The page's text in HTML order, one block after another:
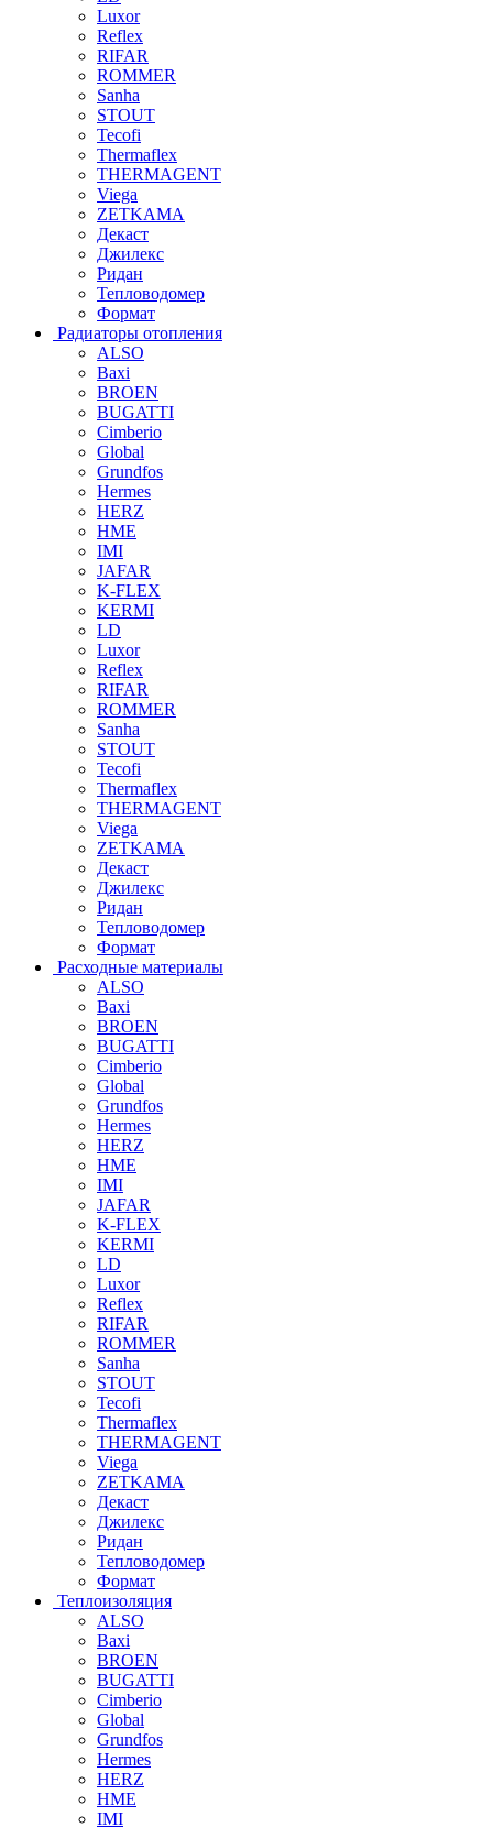
Luxor
Reflex
RIFAR
ROMMER
Sanha
STOUT
Tecofi
Thermaflex
THERMAGENT
Viega
ZETKAMA
Декаст
Джилекс
Ридан
Тепловодомер
Формат
Радиаторы отопления
ALSO
Baxi
BROEN
BUGATTI
Cimberio
Global
Grundfos
Hermes
HERZ
HME
IMI
JAFAR
K-FLEX
KERMI
LD
Luxor
Reflex
RIFAR
ROMMER
Sanha
STOUT
Tecofi
Thermaflex
THERMAGENT
Viega
ZETKAMA
Декаст
Джилекс
Ридан
Тепловодомер
Формат
Расходные материалы
ALSO
Baxi
BROEN
BUGATTI
Cimberio
Global
Grundfos
Hermes
HERZ
HME
IMI
JAFAR
K-FLEX
KERMI
LD
Luxor
Reflex
RIFAR
ROMMER
Sanha
STOUT
Tecofi
Thermaflex
THERMAGENT
Viega
ZETKAMA
Декаст
Джилекс
Ридан
Тепловодомер
Формат
Теплоизоляция
ALSO
Baxi
BROEN
BUGATTI
Cimberio
Global
Grundfos
Hermes
HERZ
HME
IMI